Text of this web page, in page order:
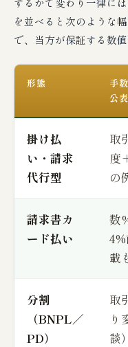
を並べると次のような
で、当方が保証する数
形態
手
公表
掛け払
い・請求
代行型
取
度
の
請求書カ
ード払い
数
載
分割
（BNPL／
PD）
取
り
談）